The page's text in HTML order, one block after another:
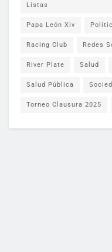
Listas
Papa León Xiv
Racing Club Redes
River Plate Salud
Salud Pública
Torneo Clausura 2025